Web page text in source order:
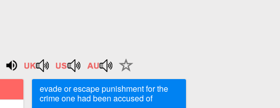
evade or escape punishment for the
crime one had been accused of